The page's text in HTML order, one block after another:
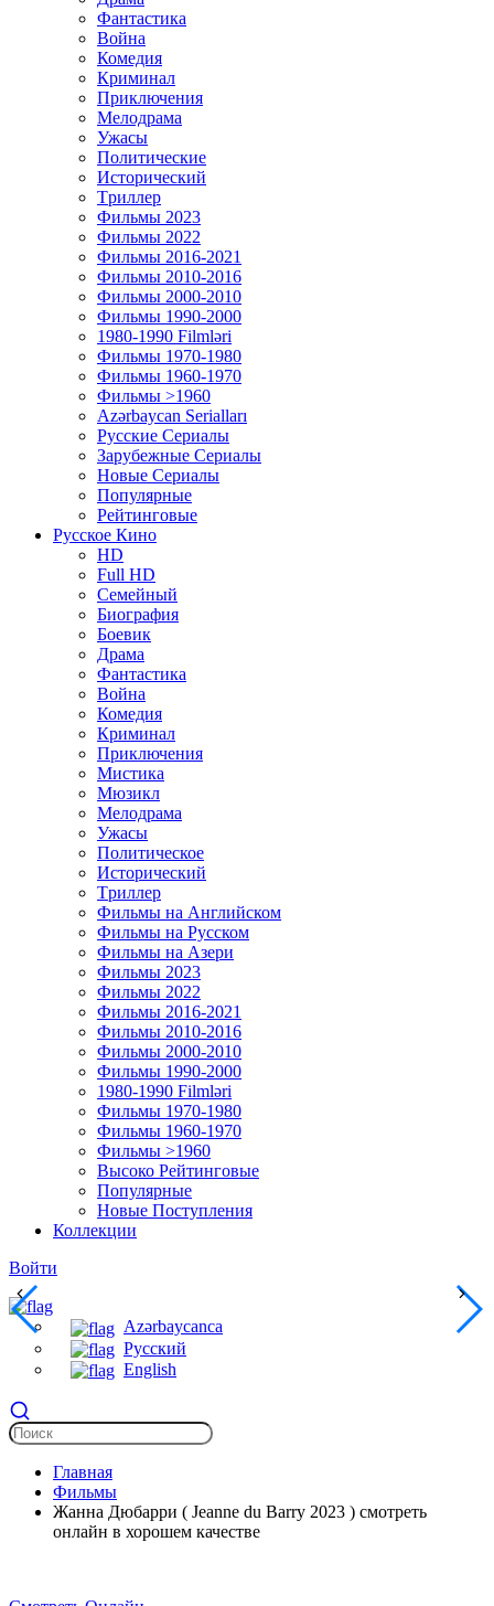
Фантастика
Война
Комедия
Криминал
Приключения
Мелодрама
Ужасы
Политические
Исторический
Tриллер
Фильмы 2023
Фильмы 2022
Фильмы 2016-2021
Фильмы 2010-2016
Фильмы 2000-2010
Фильмы 1990-2000
1980-1990 Filmləri
Фильмы 1970-1980
Фильмы 1960-1970
Фильмы >1960
Azərbaycan Serialları
Русские Сериалы
Зарубежные Сериалы
Новые Сериалы
Популярные
Рейтинговые
Русское Кино
HD
Full HD
Семейный
Биография
Боевик
Драма
Фантастика
Война
Комедия
Криминал
Приключения
Мистика
Мюзикл
Мелодрама
Ужасы
Политическое
Исторический
Tриллер
Фильмы на Английском
Фильмы на Русском
Фильмы на Азери
Фильмы 2023
Фильмы 2022
Фильмы 2016-2021
Фильмы 2010-2016
Фильмы 2000-2010
Фильмы 1990-2000
1980-1990 Filmləri
Фильмы 1970-1980
Фильмы 1960-1970
Фильмы >1960
Высоко Рейтинговые
Популярные
Новые Поступления
Коллекции
Войти
Azərbaycanca
Русский
English
Главная
Фильмы
Жанна Дюбарри ( Jeanne du Barry 2023 ) смотреть
онлайн в хорошем качестве